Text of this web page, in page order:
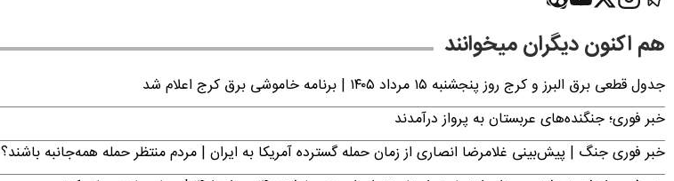
هم اکنون دیگران میخوانند
جدول قطعی برق البرز و کرج روز پنجشنبه ۱۵ مرداد ۱۴۰۵ | برنامه خاموشی برق کرج اعلام شد
خبر فوری؛ جنگنده‌های عربستان به پرواز درآمدند
خبر فوری جنگ | پیش‌بینی غلامرضا انصاری از زمان حمله گسترده آمریکا به ایران | مردم منتظر حمله همه‌جانبه باشند؟